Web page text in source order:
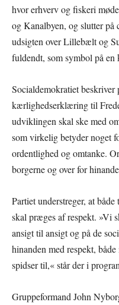
hvor erhverv og fiskeri
og Kanalbyen, og slutter på
udsigten over Lillebælt og
fuldendt, som symbol på
Socialdemokratiet beskriver
kærlighedserklæring til
udviklingen skal ske med
som virkelig betyder noget
ordentlighed og omtanke.
borgerne og over for
Partiet understreger, at
skal præges af respekt. »Vi
ansigt til ansigt og på de
hinanden med respekt,
spidser til,« står der i
Gruppeformand John